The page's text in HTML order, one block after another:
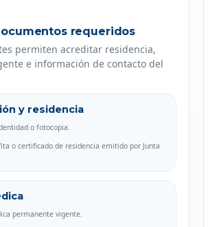
requeridos
permiten acreditar residencia,
e información de contacto del
y residencia
o fotocopia.
o certificado de residencia emitido por Junta
permanente vigente.